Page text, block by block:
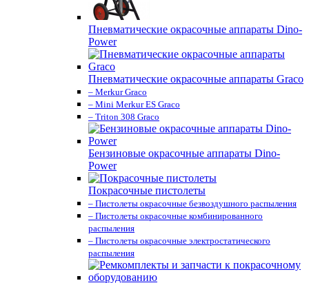
Пневматические окрасочные аппараты Dino-
Power
Пневматические окрасочные аппараты Graco
– Merkur Graco
– Mini Merkur ES Graco
– Triton 308 Graco
Бензиновые окрасочные аппараты Dino-
Power
Покрасочные пистолеты
– Пистолеты окрасочные безвоздушного распыления
– Пистолеты окрасочные комбинированного
распыления
– Пистолеты окрасочные электростатического
распыления